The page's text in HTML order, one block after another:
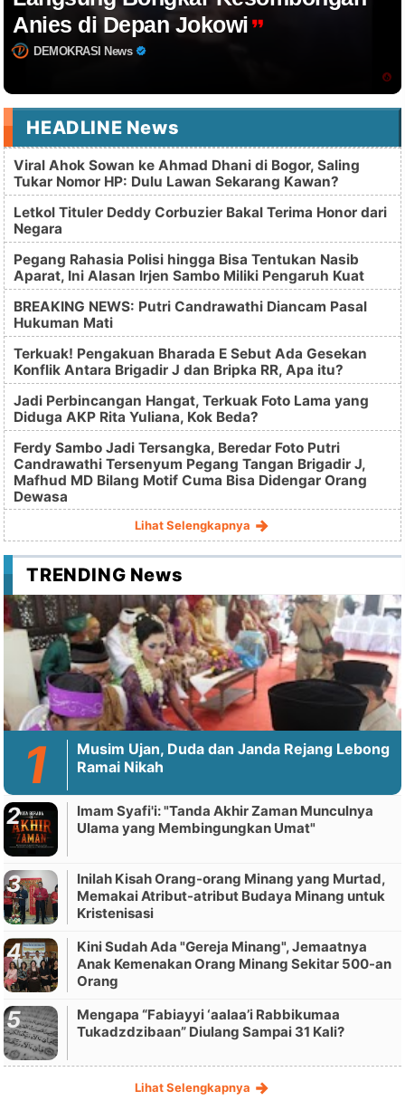
Anies di Depan Jokowi
DEMOKRASI News
HEADLINE News
Viral Ahok Sowan ke Ahmad Dhani di Bogor, Saling
Tukar Nomor HP: Dulu Lawan Sekarang Kawan?
Letkol Tituler Deddy Corbuzier Bakal Terima Honor dari
Negara
Pegang Rahasia Polisi hingga Bisa Tentukan Nasib
Aparat, Ini Alasan Irjen Sambo Miliki Pengaruh Kuat
BREAKING NEWS: Putri Candrawathi Diancam Pasal
Hukuman Mati
Terkuak! Pengakuan Bharada E Sebut Ada Gesekan
Konflik Antara Brigadir J dan Bripka RR, Apa itu?
Jadi Perbincangan Hangat, Terkuak Foto Lama yang
Diduga AKP Rita Yuliana, Kok Beda?
Ferdy Sambo Jadi Tersangka, Beredar Foto Putri
Candrawathi Tersenyum Pegang Tangan Brigadir J,
Mafhud MD Bilang Motif Cuma Bisa Didengar Orang
Dewasa
Lihat Selengkapnya
TRENDING News
Musim Ujan, Duda dan Janda Rejang Lebong
Ramai Nikah
Imam Syafi'i: "Tanda Akhir Zaman Munculnya
Ulama yang Membingungkan Umat"
Inilah Kisah Orang-orang Minang yang Murtad,
Memakai Atribut-atribut Budaya Minang untuk
Kristenisasi
Kini Sudah Ada "Gereja Minang", Jemaatnya
Anak Kemenakan Orang Minang Sekitar 500-an
Orang
Mengapa “Fabiayyi ‘aalaa’i Rabbikumaa
Tukadzdzibaan” Diulang Sampai 31 Kali?
Lihat Selengkapnya